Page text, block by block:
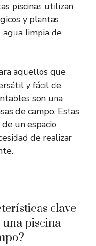
piscinas utilizan
y plantas
agua limpia de
aquellos que
y fácil de
son una
de campo. Estas
un espacio
de realizar
clave
piscina